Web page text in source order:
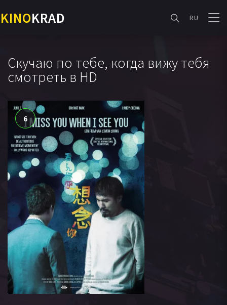
KINOKRAD RU
Скучаю по тебе, когда вижу тебя
смотреть в HD
6